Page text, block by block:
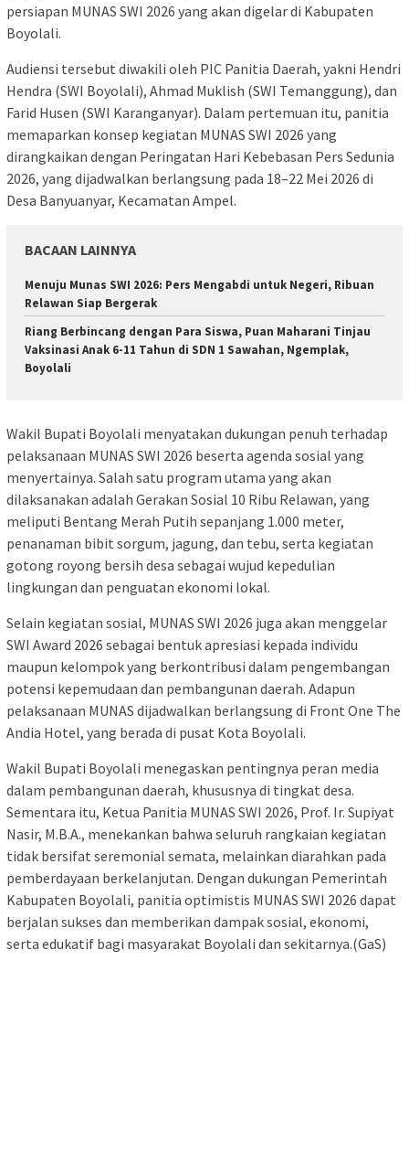
persiapan MUNAS SWI 2026 yang akan digelar di Kabupaten
Boyolali.
Audiensi tersebut diwakili oleh PIC Panitia Daerah, yakni Hendri
Hendra (SWI Boyolali), Ahmad Muklish (SWI Temanggung), dan
Farid Husen (SWI Karanganyar). Dalam pertemuan itu, panitia
memaparkan konsep kegiatan MUNAS SWI 2026 yang
dirangkaikan dengan Peringatan Hari Kebebasan Pers Sedunia
2026, yang dijadwalkan berlangsung pada 18–22 Mei 2026 di
Desa Banyuanyar, Kecamatan Ampel.
BACAAN LAINNYA
Menuju Munas SWI 2026: Pers Mengabdi untuk Negeri, Ribuan
Relawan Siap Bergerak
Riang Berbincang dengan Para Siswa, Puan Maharani Tinjau
Vaksinasi Anak 6-11 Tahun di SDN 1 Sawahan, Ngemplak,
Boyolali
Wakil Bupati Boyolali menyatakan dukungan penuh terhadap
pelaksanaan MUNAS SWI 2026 beserta agenda sosial yang
menyertainya. Salah satu program utama yang akan
dilaksanakan adalah Gerakan Sosial 10 Ribu Relawan, yang
meliputi Bentang Merah Putih sepanjang 1.000 meter,
penanaman bibit sorgum, jagung, dan tebu, serta kegiatan
gotong royong bersih desa sebagai wujud kepedulian
lingkungan dan penguatan ekonomi lokal.
Selain kegiatan sosial, MUNAS SWI 2026 juga akan menggelar
SWI Award 2026 sebagai bentuk apresiasi kepada individu
maupun kelompok yang berkontribusi dalam pengembangan
potensi kepemudaan dan pembangunan daerah. Adapun
pelaksanaan MUNAS dijadwalkan berlangsung di Front One The
Andia Hotel, yang berada di pusat Kota Boyolali.
Wakil Bupati Boyolali menegaskan pentingnya peran media
dalam pembangunan daerah, khususnya di tingkat desa.
Sementara itu, Ketua Panitia MUNAS SWI 2026, Prof. Ir. Supiyat
Nasir, M.B.A., menekankan bahwa seluruh rangkaian kegiatan
tidak bersifat seremonial semata, melainkan diarahkan pada
pemberdayaan berkelanjutan. Dengan dukungan Pemerintah
Kabupaten Boyolali, panitia optimistis MUNAS SWI 2026 dapat
berjalan sukses dan memberikan dampak sosial, ekonomi,
serta edukatif bagi masyarakat Boyolali dan sekitarnya.(GaS)